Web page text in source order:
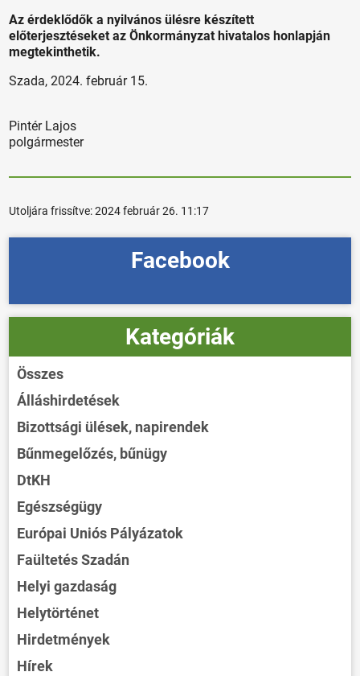
Az érdeklődők a nyilvános ülésre készített
előterjesztéseket az Önkormányzat hivatalos honlapján
megtekinthetik.
Szada, 2024. február 15.
Pintér Lajos
polgármester
Utoljára frissítve:2024 február 26. 11:17
Facebook
Kategóriák
Összes
Álláshirdetések
Bizottsági ülések, napirendek
Bűnmegelőzés, bűnügy
DtKH
Egészségügy
Európai Uniós Pályázatok
Faültetés Szadán
Helyi gazdaság
Helytörténet
Hirdetmények
Hírek